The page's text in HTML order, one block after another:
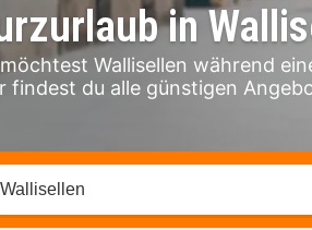
in
Wallisellen während
findest du alle günstigen
Region oder Hotel suchen